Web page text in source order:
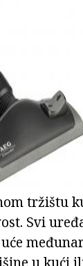
tržištu
Svi
u kući